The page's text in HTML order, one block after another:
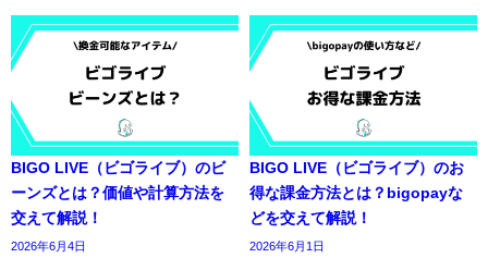
BIGO LIVE（ビゴライブ）のビ
ーンズとは？価値や計算方法を
交えて解説！
2026年6月4日
BIGO LIVE（ビゴライブ）のお
得な課金方法とは？bigopayな
どを交えて解説！
2026年6月1日